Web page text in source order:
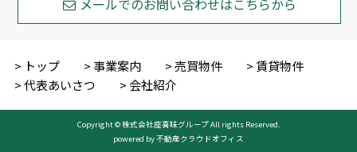
メールでのお問い合わせはこちらから
トップ 事業案内 売買物件
賃貸物件
代表あいさつ
会社紹介
Copyright © 株式会社座喜味グループ All rights Reserved.
powered by 不動産クラウドオフィス